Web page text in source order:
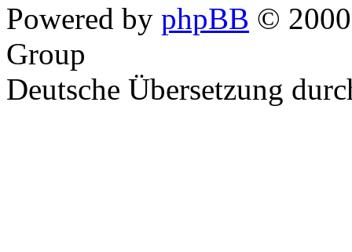
Powered by phpBB ©
Group
Deutsche Übersetzung